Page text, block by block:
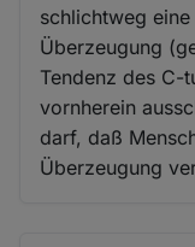
schlichtweg
Überzeugung
Tendenz des C-
vornherein
darf, daß
Überzeugung